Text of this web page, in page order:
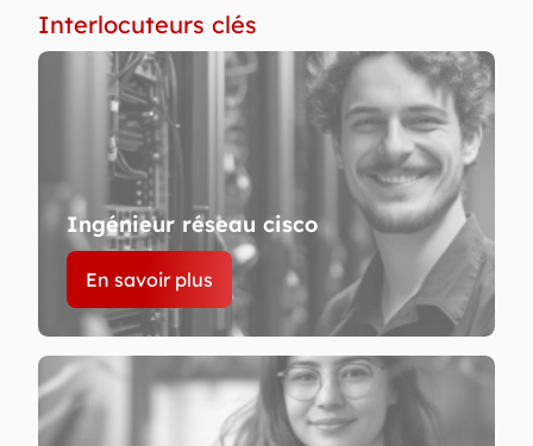
Interlocuteurs clés
Ingénieur réseau cisco
En savoir plus